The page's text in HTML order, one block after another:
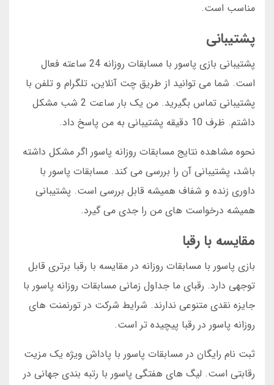
مناسب است.
پشتیبانی
پشتیبانی بازی پاسور با مسابقات روزانه 24 ساعته فعال
است. شما می توانید از طریق چت آنلاین، تلگرام و تلفن با
پشتیبانی تماس بگیرید. من یک بار ساعت 2 شب مشکل
داشتم. ظرف 10 دقیقه پشتیبانی به من پاسخ داد.
نحوه مشاهده نتایج مسابقات روزانه پاسور اگر مشکل داشته
باشد، پشتیبانی آن را بررسی می کند. مسابقات پاسور با
داوری زنده و شفاف همیشه قابل بررسی است. پشتیبانی
همیشه درخواست های من را جدی می گیرد.
مقایسه با رقبا
بازی پاسور با مسابقات روزانه در مقایسه با رقبا برتری قابل
توجهی دارد. رقبای ما جداول زمانی مسابقات روزانه پاسور با
جایزه نقدی متنوعی ندارند. شرایط شرکت در تورنمنت های
روزانه پاسور در رقبا پیچیده تر است.
ثبت نام رایگان در مسابقات پاسور با پاداش ویژه یک مزیت
رقابتی است. لیگ های هفتگی پاسور با رتبه بندی جهانی در